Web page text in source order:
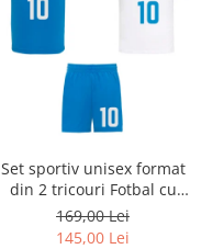
Set sportiv unisex format
din 2 tricouri Fotbal cu
nume si numar la alegere
pentru Suporteri și Jucatori
169,00 Lei
145,00 Lei